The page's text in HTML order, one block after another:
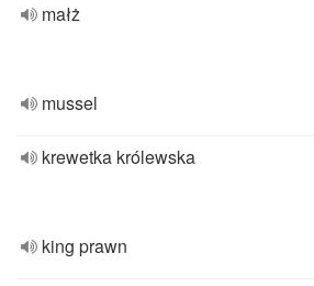
małż
mussel
krewetka królewska
king prawn